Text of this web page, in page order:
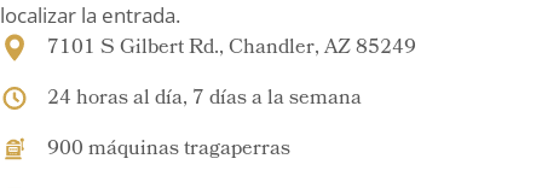
localizar la entrada.
7101 S Gilbert Rd., Chandler, AZ 85249
24 horas al día, 7 días a la semana
900 máquinas tragaperras